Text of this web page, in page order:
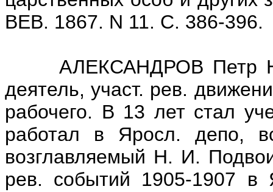
ВЕВ. 1867. N 11. С. 386-396.
АЛЕКСАНДРОВ Петр
деятель, участ. рев.
рабочего. В 13 лет стал
работал в Яросл. депо,
возглавляемый Н. И.
рев. событий 1905-1907 в